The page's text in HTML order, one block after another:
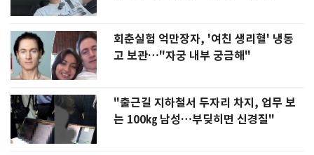
회춘실험 억만장자, '여친 생리혈' 냉동
고 보관…"자궁 내부 궁금해"
"출근길 지하철서 두자리 차지, 업무 보
는 100㎏ 남성…부딪히면 신경질"